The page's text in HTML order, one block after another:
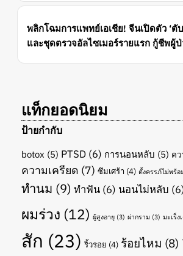
พลิกโฉมการแพทย์เอเชีย! จีนเปิดตัว ‘ตั
และชุดตรวจอัลไซเมอร์รายแรก กู้ชีพผู้
แท็กยอดนิยม
ป้ายกำกับ
botox (5) PTSD (6) การนอนหลับ (5) คว
ความเครียด (7) ซึมเศร้า (4) ตั้งครรภ์ไม่พร้อ
ทำนม (9) ทำฟัน (6) นอนไม่หลับ
ผมร่วง (12) ผู้สูงอายุ (3) ผ่ากราม (3) มะเร็ง
สัก (23) ริ้วรอย (4) ร้อยไหม (8)